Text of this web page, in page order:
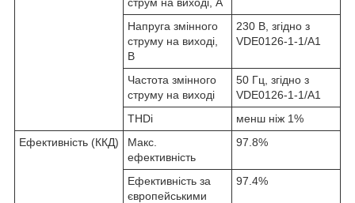
Напруга змінного
струму на виході,
В
230 В, згідно з
VDE0126-1-1/A1
Частота змінного
струму на виході
50 Гц, згідно з
VDE0126-1-1/A1
THDi
менш ніж 1%
Ефективність (ККД)
Макс.
ефективність
97.8%
Ефективність за
європейськими
97.4%